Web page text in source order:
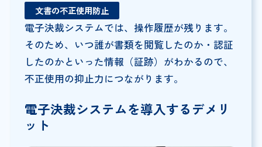
文書の不正使用防止
電子決裁システムでは、操作履歴が残ります。
そのため、いつ誰が書類を閲覧したのか・認証
したのかといった情報（証跡）がわかるので、
不正使用の抑止力につながります。
電子決裁システムを導入するデメリ
ット